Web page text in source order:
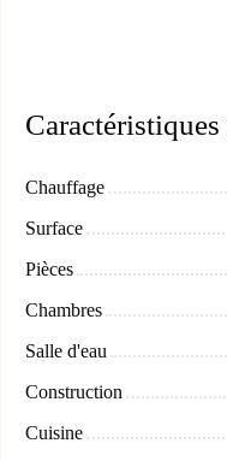
Chauffage
Surface
Pièces
Chambres
Salle d'eau
Construction
Cuisine